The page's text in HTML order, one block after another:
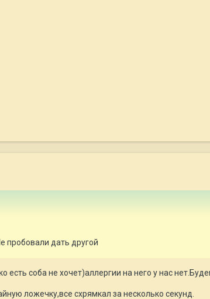
пробовали дать другой
есть соба не хочет)аллергии на него у нас
ложечку,все схрямкал за несколько секунд.